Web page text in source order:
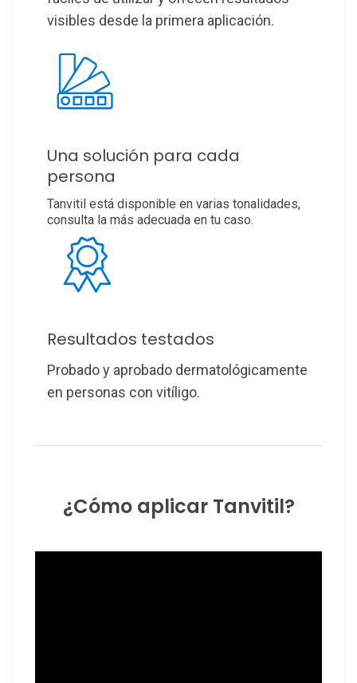
visibles desde la primera aplicación.
Una solución para cada
persona
Tanvitil está disponible en varias tonalidades,
consulta la más adecuada en tu caso.
Resultados testados
Probado y aprobado dermatológicamente
en personas con vitíligo.
¿Cómo aplicar Tanvitil?